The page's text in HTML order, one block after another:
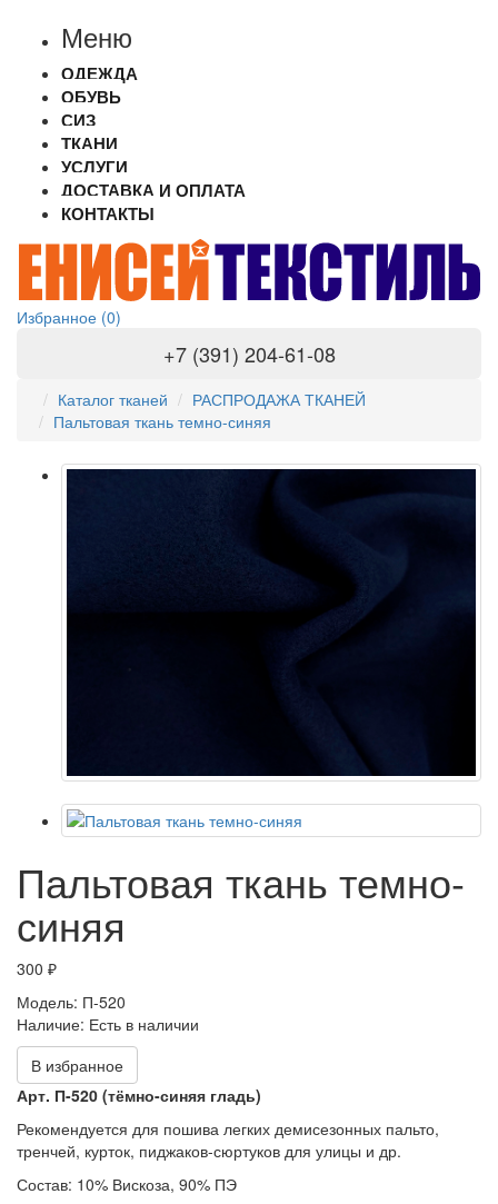
Меню
ОДЕЖДА
ОБУВЬ
СИЗ
ТКАНИ
УСЛУГИ
ДОСТАВКА И ОПЛАТА
КОНТАКТЫ
Избранное (0)
+7 (391) 204-61-08
Каталог тканей
РАСПРОДАЖА ТКАНЕЙ
Пальтовая ткань темно-синяя
Пальтовая ткань темно-
синяя
300 ₽
Модель: П-520
Наличие: Есть в наличии
В избранное
Арт. П-520 (тёмно-синяя гладь)
Рекомендуется для пошива легких демисезонных пальто,
тренчей, курток, пиджаков-сюртуков для улицы и др.
Состав: 10% Вискоза, 90% ПЭ